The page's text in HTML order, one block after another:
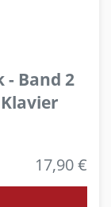
- Band 2
17,90 €